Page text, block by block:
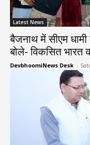
Latest News
बैजनाथ में सीएम धामी
बोले- विकसित भारत
DevbhoomiNews Desk -